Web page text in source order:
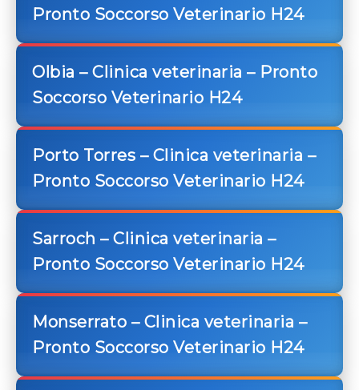
Pronto Soccorso Veterinario H24
Olbia – Clinica veterinaria – Pronto
Soccorso Veterinario H24
Porto Torres – Clinica veterinaria –
Pronto Soccorso Veterinario H24
Sarroch – Clinica veterinaria –
Pronto Soccorso Veterinario H24
Monserrato – Clinica veterinaria –
Pronto Soccorso Veterinario H24